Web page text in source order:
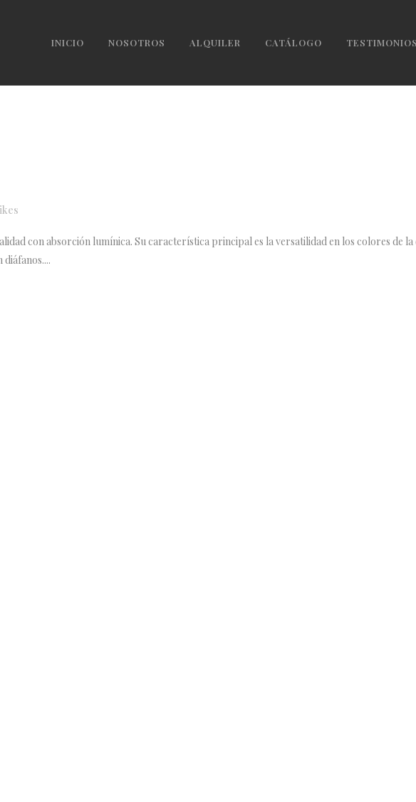
INICIO NOSOTROS ALQUILER CATÁLOGO TESTIMONIOS
con absorción lumínica. Su característica principal es la versatilidad en los colores de
diáfanos....